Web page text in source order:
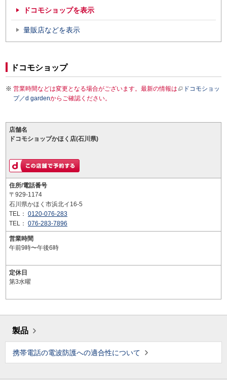
ドコモショップを表示
量販店などを表示
ドコモショップ
営業時間などは変更となる場合がございます。最新の情報は
ドコモショッ
プ／d gardenからご確認ください。
店舗名
ドコモショップかほく店(石川県)
住所/電話番号
〒929-1174
石川県かほく市浜北イ16-5
TEL： 0120-076-283
TEL： 076-283-7896
営業時間
午前9時〜午後6時
定休日
第3水曜
製品
携帯電話の電波防護への適合性について